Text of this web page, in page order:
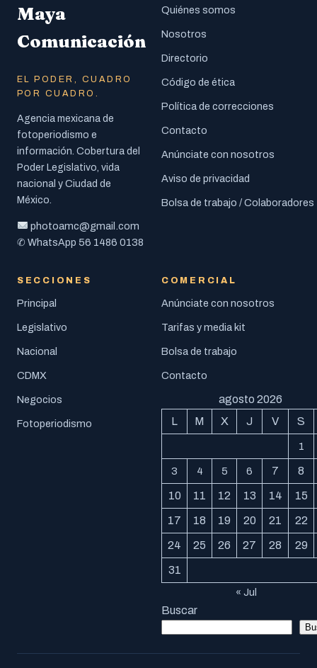
Maya
Comunicación
EL PODER, CUADRO
POR CUADRO.
Agencia mexicana de
fotoperiodismo e
información. Cobertura del
Poder Legislativo, vida
nacional y Ciudad de
México.
photoamc@gmail.com
✆ WhatsApp 56 1486 0138
Quiénes somos
Nosotros
Directorio
Código de ética
Política de correcciones
Contacto
Anúnciate con nosotros
Aviso de privacidad
Bolsa de trabajo / Colaboradores
SECCIONES
Principal
Legislativo
Nacional
CDMX
Negocios
Fotoperiodismo
COMERCIAL
Anúnciate con nosotros
Tarifas y media kit
Bolsa de trabajo
Contacto
agosto 2026
L
M X J V S
1
3 4 5 6 7 8
10 11 12 13 14 15
17 18 19 20 21 22
24 25 26 27 28 29
31
« Jul
Buscar